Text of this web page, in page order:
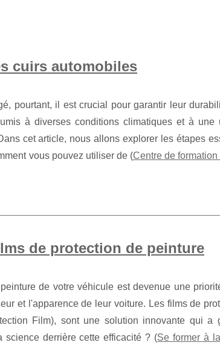
cuirs automobiles
pourtant, il est crucial pour garantir leur
à diverses conditions climatiques et à une
cet article, nous allons explorer les étapes
vous pouvez utiliser de (Centre de formation
de protection de peinture
de votre véhicule est devenue une
et l'apparence de leur voiture. Les films de
Film), sont une solution innovante qui a
derrière cette efficacité ? (Se former à